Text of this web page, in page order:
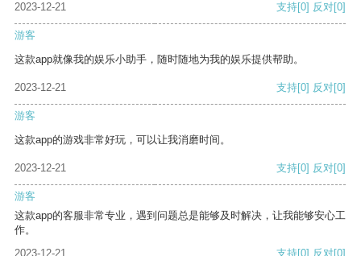
2023-12-21 支持[0] 反对[0]
游客
这款app就像我的娱乐小助手，随时随地为我的娱乐提供帮助。
2023-12-21 支持[0] 反对[0]
游客
这款app的游戏非常好玩，可以让我消磨时间。
2023-12-21 支持[0] 反对[0]
游客
这款app的客服非常专业，遇到问题总是能够及时解决，让我能够安心工
作。
2023-12-21
支持[0] 反对[0]